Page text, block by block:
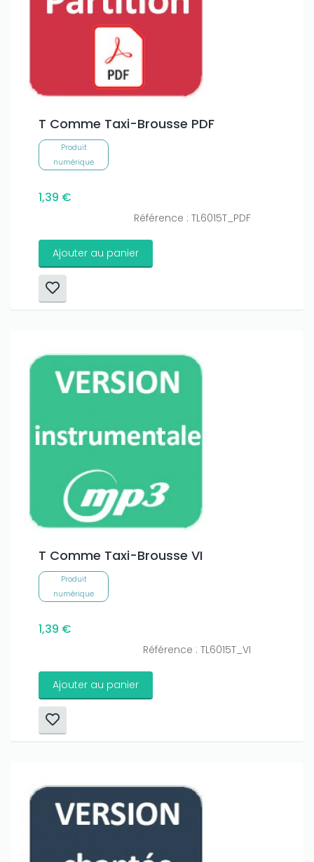
T Comme Taxi-Brousse PDF
Produit
numérique
1,39 €
Référence : TL6015T_PDF
Ajouter au panier
T Comme Taxi-Brousse VI
Produit
numérique
1,39 €
Référence : TL6015T_VI
Ajouter au panier